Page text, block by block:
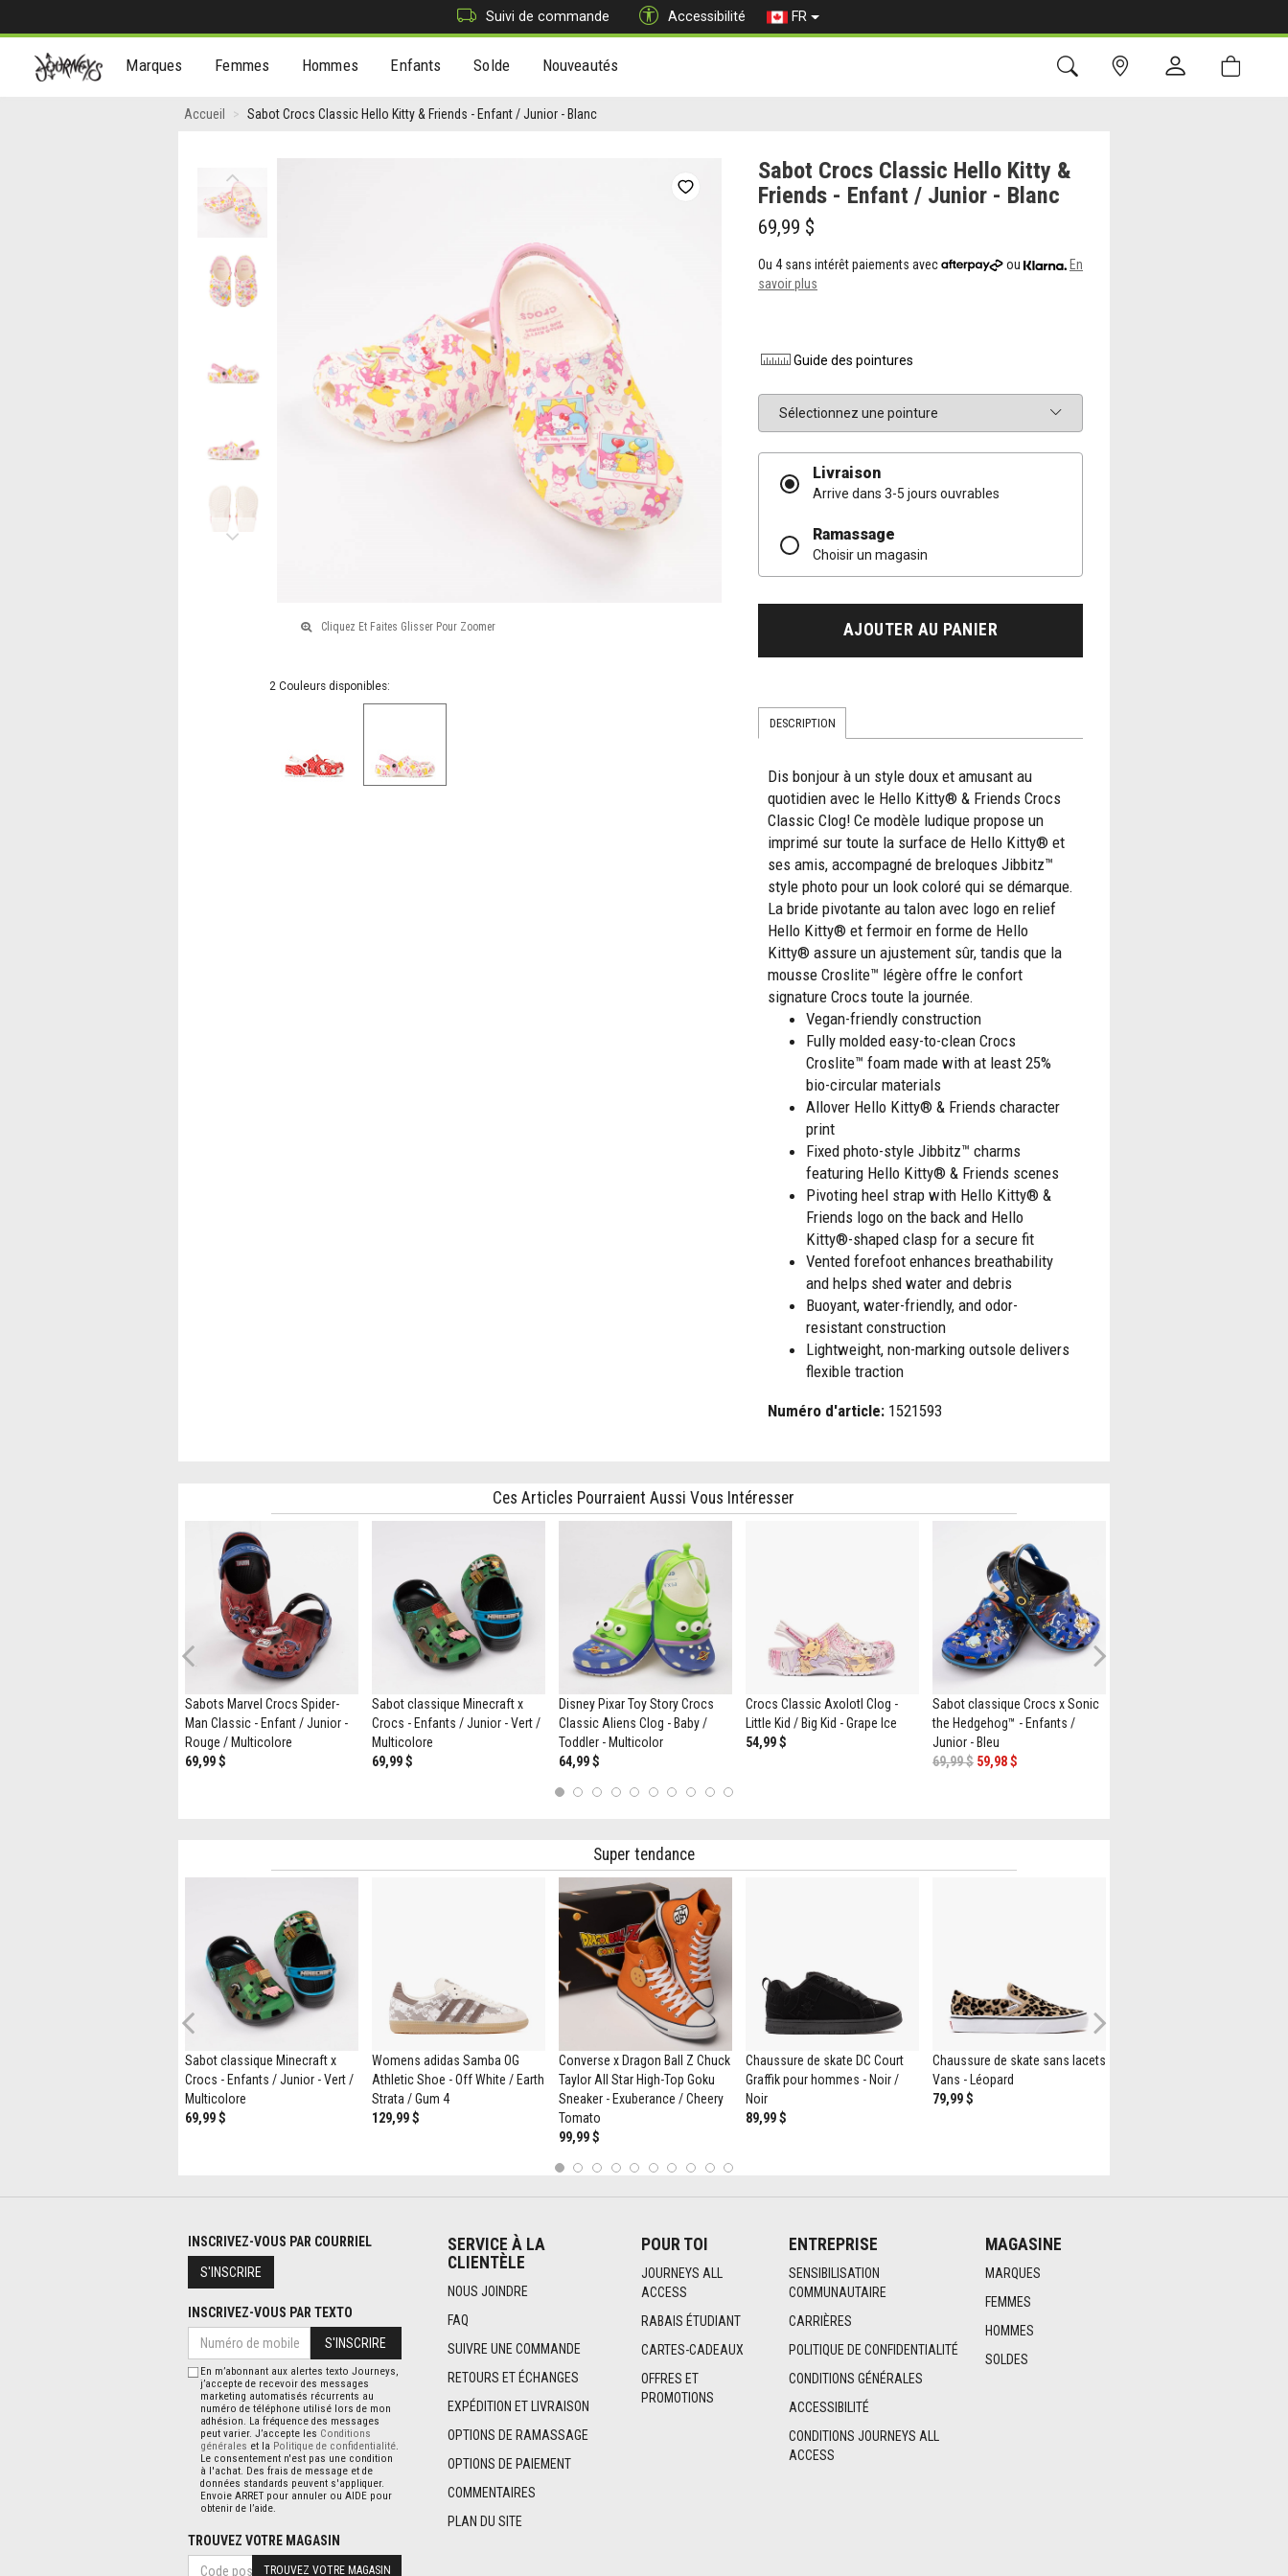
Suivi de commande Accessibilité
FR
contenu]
Marques Femmes Hommes Enfants Solde Nouveautés
Sabot
Classic
Hello
Friends
Enfant
Junior
Blanc
Accueil Sabot Crocs Classic Hello Kitty & Friends - Enfant / Junior - Blanc
Previous
2 Couleurs disponibles:
Sabot Crocs Classic Hello Kitty &
Friends - Enfant / Junior - Blanc
69,99 $
Ou 4 sans intérêt paiements avec ou
En
savoir plus
Guide des pointures
Pointure
Livraison
Arrive dans 3-5 jours ouvrables
Ramassage
Choisir un magasin
AJOUTER AU PANIER
DESCRIPTION
Dis bonjour à un style doux et amusant au
quotidien avec le Hello Kitty® & Friends Crocs
Classic Clog! Ce modèle ludique propose un
imprimé sur toute la surface de Hello Kitty® et
ses amis, accompagné de breloques Jibbitz™
style photo pour un look coloré qui se démarque.
La bride pivotante au talon avec logo en relief
Hello Kitty® et fermoir en forme de Hello
Kitty® assure un ajustement sûr, tandis que la
mousse Croslite™ légère offre le confort
signature Crocs toute la journée.
Vegan-friendly construction
Fully molded easy-to-clean Crocs
Croslite™ foam made with at least 25%
bio-circular materials
Allover Hello Kitty® & Friends character
print
Fixed photo-style Jibbitz™ charms
featuring Hello Kitty® & Friends scenes
Pivoting heel strap with Hello Kitty® &
Friends logo on the back and Hello
Kitty®-shaped clasp for a secure fit
Vented forefoot enhances breathability
and helps shed water and debris
Buoyant, water-friendly, and odor-
resistant construction
Lightweight, non-marking outsole delivers
flexible traction
Numéro d'article: 1521593
Ces Articles Pourraient Aussi Vous Intéresser
Previous
Sabots Marvel Crocs Spider-
Man Classic - Enfant / Junior -
Rouge / Multicolore
69,99 $
Sabot classique Minecraft x
Crocs - Enfants / Junior - Vert /
Multicolore
69,99 $
Disney Pixar Toy Story Crocs
Classic Aliens Clog - Baby /
Toddler - Multicolor
64,99 $
Crocs Classic Axolotl Clog -
Little Kid / Big Kid - Grape Ice
54,99 $
Sabot classique Crocs x Sonic
the Hedgehog™ - Enfants /
Junior - Bleu
69,99 $ 59,98 $
Super tendance
Previous
Sabot classique Minecraft x
Crocs - Enfants / Junior - Vert /
Multicolore
69,99 $
Womens adidas Samba OG
Athletic Shoe - Off White / Earth
Strata / Gum 4
129,99 $
Converse x Dragon Ball Z Chuck
Taylor All Star High-Top Goku
Sneaker - Exuberance / Cheery
Tomato
99,99 $
Chaussure de skate DC Court
Graffik pour hommes - Noir /
Noir
89,99 $
Chaussure de skate sans lacets
Vans - Léopard
79,99 $
SERVICE À LA
CLIENTÈLE
NOUS JOINDRE
FAQ
SUIVRE UNE COMMANDE
RETOURS ET ÉCHANGES
EXPÉDITION ET LIVRAISON
OPTIONS DE RAMASSAGE
OPTIONS DE PAIEMENT
COMMENTAIRES
PLAN DU SITE
POUR TOI
JOURNEYS ALL
ACCESS
RABAIS ÉTUDIANT
CARTES-CADEAUX
OFFRES ET
PROMOTIONS
ENTREPRISE
SENSIBILISATION
COMMUNAUTAIRE
CARRIÈRES
POLITIQUE DE CONFIDENTIALITÉ
CONDITIONS GÉNÉRALES
ACCESSIBILITÉ
CONDITIONS JOURNEYS ALL
ACCESS
MAGASINE
MARQUES
FEMMES
HOMMES
SOLDES
INSCRIVEZ-VOUS PAR COURRIEL
S'INSCRIRE
INSCRIVEZ-VOUS PAR TEXTO
S'INSCRIRE
En m’abonnant aux alertes texto Journeys,
j’accepte de recevoir des messages
marketing automatisés récurrents au
numéro de téléphone utilisé lors de mon
adhésion. La fréquence des messages
peut varier. J’accepte les Conditions
générales et la Politique de confidentialité.
Le consentement n'est pas une condition
à l'achat. Des frais de message et de
données standards peuvent s'appliquer.
Envoie ARRET pour annuler ou AIDE pour
obtenir de l’aide.
TROUVEZ VOTRE MAGASIN
TROUVEZ VOTRE MAGASIN